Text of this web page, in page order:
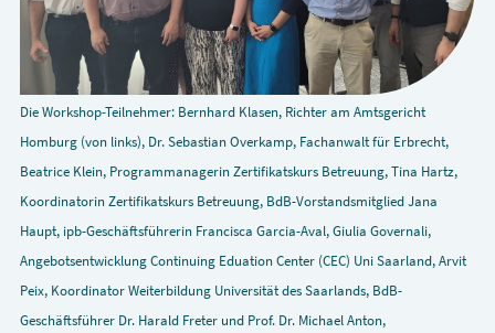
Die Workshop-Teilnehmer: Bernhard Klasen, Richter am Amtsgericht
Homburg (von links), Dr. Sebastian Overkamp, Fachanwalt für Erbrecht,
Beatrice Klein, Programmanagerin Zertifikatskurs Betreuung, Tina Hartz,
Koordinatorin Zertifikatskurs Betreuung, BdB-Vorstandsmitglied Jana
Haupt, ipb-Geschäftsführerin Francisca Garcia-Aval, Giulia Governali,
Angebotsentwicklung Continuing Eduation Center (CEC) Uni Saarland, Arvit
Peix, Koordinator Weiterbildung Universität des Saarlands, BdB-
Geschäftsführer Dr. Harald Freter und Prof. Dr. Michael Anton,